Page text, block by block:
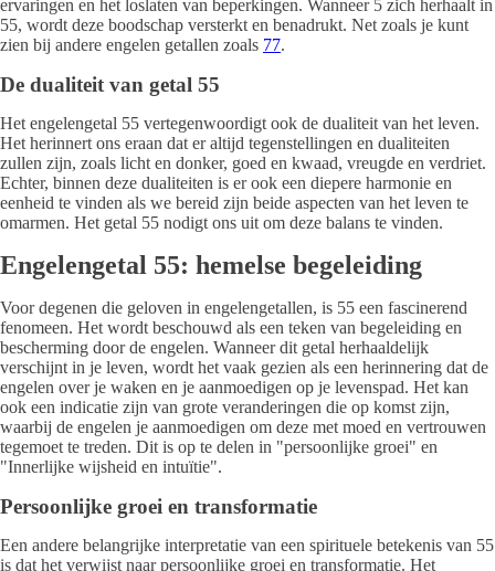
ervaringen en het loslaten van beperkingen. Wanneer 5 zich herhaalt in
55, wordt deze boodschap versterkt en benadrukt. Net zoals je kunt
zien bij andere engelen getallen zoals 77.
De dualiteit van getal 55
Het engelengetal 55 vertegenwoordigt ook de dualiteit van het leven.
Het herinnert ons eraan dat er altijd tegenstellingen en dualiteiten
zullen zijn, zoals licht en donker, goed en kwaad, vreugde en verdriet.
Echter, binnen deze dualiteiten is er ook een diepere harmonie en
eenheid te vinden als we bereid zijn beide aspecten van het leven te
omarmen. Het getal 55 nodigt ons uit om deze balans te vinden.
Engelengetal 55: hemelse begeleiding
Voor degenen die geloven in engelengetallen, is 55 een fascinerend
fenomeen. Het wordt beschouwd als een teken van begeleiding en
bescherming door de engelen. Wanneer dit getal herhaaldelijk
verschijnt in je leven, wordt het vaak gezien als een herinnering dat de
engelen over je waken en je aanmoedigen op je levenspad. Het kan
ook een indicatie zijn van grote veranderingen die op komst zijn,
waarbij de engelen je aanmoedigen om deze met moed en vertrouwen
tegemoet te treden. Dit is op te delen in "persoonlijke groei" en
"Innerlijke wijsheid en intuïtie".
Persoonlijke groei en transformatie
Een andere belangrijke interpretatie van een spirituele betekenis van 55
is dat het verwijst naar persoonlijke groei en transformatie. Het